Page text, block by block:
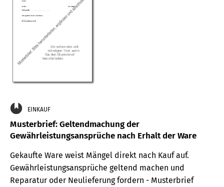
EINKAUF
Musterbrief: Geltendmachung der
Gewährleistungsansprüche nach Erhalt der Ware
Gekaufte Ware weist Mängel direkt nach Kauf auf.
Gewährleistungsansprüche geltend machen und
Reparatur oder Neulieferung fordern - Musterbrief